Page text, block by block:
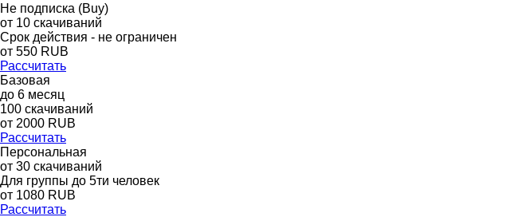
Не подписка (Buy)
от 10 скачиваний
Срок действия - не ограничен
от 550 RUB
Рассчитать
Базовая
до 6 месяц
100 скачиваний
от 2000 RUB
Рассчитать
Персональная
от 30 скачиваний
Для группы до 5ти человек
от 1080 RUB
Рассчитать